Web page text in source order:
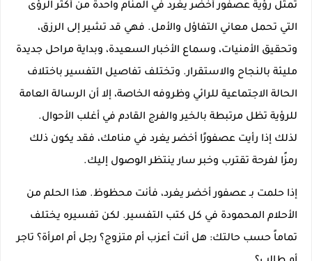
تمثل رؤية عصفور أخضر يغرد في المنام واحدة من أكثر الرؤى
التي تحمل معاني التفاؤل والأمل. فهي قد تشير إلى الرزق،
وتحقيق الأمنيات، وسماع الأخبار السعيدة، وبداية مراحل جديدة
مليئة بالنجاح والاستقرار. وتختلف تفاصيل التفسير باختلاف
الحالة الاجتماعية للرائي وظروفه الخاصة، إلا أن الرسالة العامة
للرؤية تظل مرتبطة بالخير والفرج القادم في أغلب الأحوال.
لذلك إذا رأيت عصفورًا أخضر يغرد في منامك، فقد يكون ذلك
رمزًا لفرحة تقترب وخبر سار ينتظر الوصول إليك.
إذا حلمت بـ عصفور أخضر يغرد، فأنت محظوظ. هذا الحلم من
الأحلام المحمودة في كل كتب التفسير. لكن تفسيره يختلف
تماماً حسب حالتك: هل أنت أعزب أم متزوج؟ رجل أم امرأة؟ تاجر